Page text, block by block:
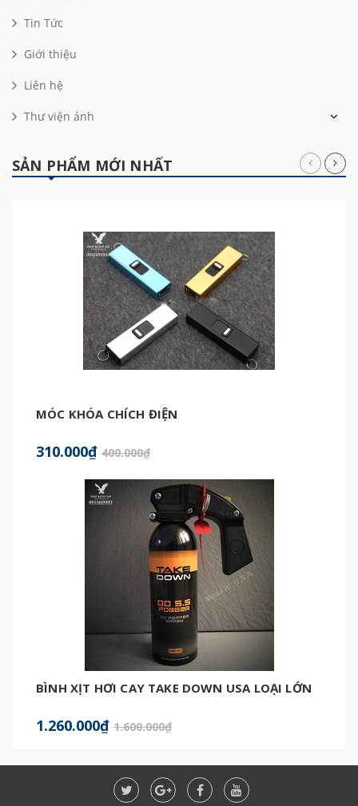
Tin Tức
Giới thiệu
Liên hệ
Thư viện ảnh
SẢN PHẨM MỚI NHẤT
MÓC KHÓA CHÍCH ĐIỆN
310.000₫ 400.000₫
BÌNH XỊT HƠI CAY TAKE DOWN USA LOẠI LỚN
1.260.000₫ 1.600.000₫